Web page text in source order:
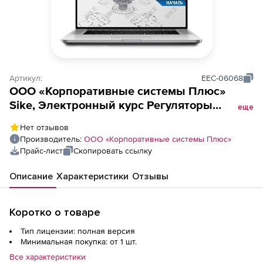
Артикул: EEC-06068
ООО «Корпоративные системы Плюс»
Sike, Электронный курс Регуляторы
еще
Нет отзывов
Производитель: ООО «Корпоративные системы Плюс»
Прайс-лист
Скопировать ссылку
Описание Характеристики Отзывы
Коротко о товаре
Тип лицензии: полная версия
Минимальная покупка: от 1 шт.
Все характеристики